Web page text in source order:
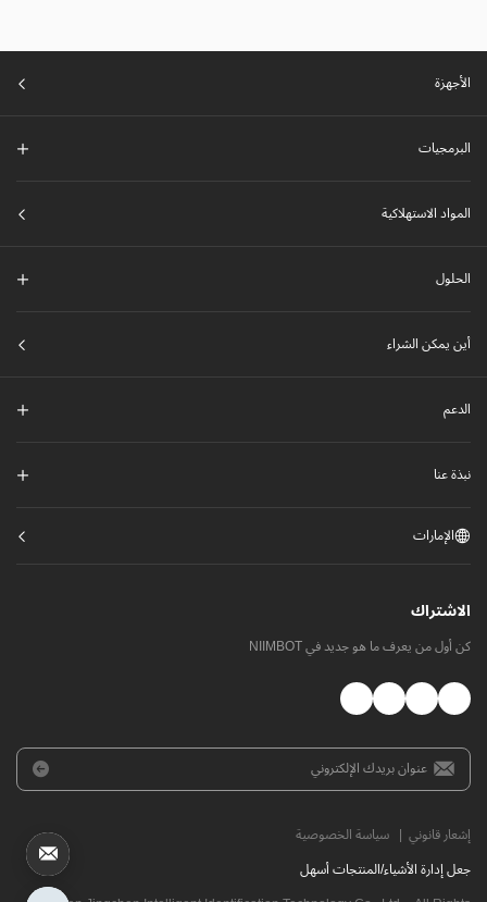
الأجهزة
البرمجيات
المواد الاستهلاكية
الحلول
أين يمكن الشراء
الدعم
نبذة عنا
الإمارات
الاشتراك
كن أول من يعرف ما هو جديد في NIIMBOT
إشعار قانوني | سياسة الخصوصية
​جعل إدارة الأشياء/المنتجات أسهل